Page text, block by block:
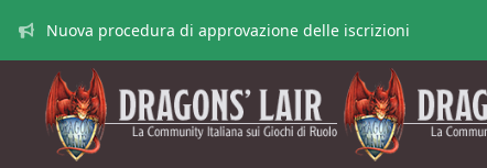
Nuova procedura di approvazione delle iscrizioni